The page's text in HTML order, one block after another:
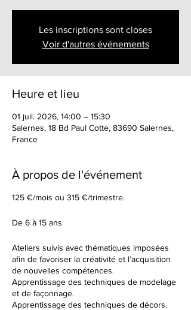
Les inscriptions sont closes
Voir d'autres événements
Heure et lieu
01 juil. 2026, 14:00 – 15:30
Salernes, 18 Bd Paul Cotte, 83690 Salernes,
France
À propos de l'événement
125 €/mois ou 315 €/trimestre.
De 6 à 15 ans
Ateliers suivis avec thématiques imposées
afin de favoriser la créativité et l’acquisition
de nouvelles compétences.
Apprentissage des techniques de modelage
et de façonnage.
Apprentissage des techniques de décors.